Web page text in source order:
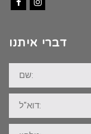
דברי איתנו
שם:
דוא"ל:
טלפון: